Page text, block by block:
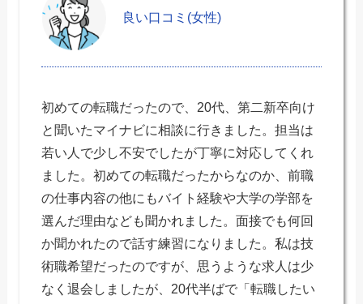
良い口コミ(女性)
初めての転職だったので、20代、第二新卒向け
と聞いたマイナビに相談に行きました。担当は
若い人で少し不安でしたが丁寧に対応してくれ
ました。初めての転職だったからなのか、前職
の仕事内容の他にもバイト経験や大学の学部を
選んだ理由なども聞かれました。面接でも何回
か聞かれたので話す練習になりました。私は技
術職希望だったのですが、思うような求人は少
なく退会しましたが、20代半ばで「転職したい